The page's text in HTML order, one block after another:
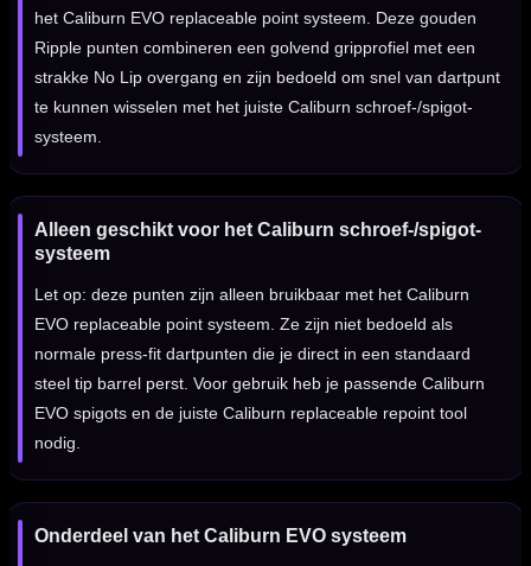
het Caliburn EVO replaceable point systeem. Deze gouden
Ripple punten combineren een golvend gripprofiel met een
strakke No Lip overgang en zijn bedoeld om snel van dartpunt
te kunnen wisselen met het juiste Caliburn schroef-/spigot-
systeem.
Alleen geschikt voor het Caliburn schroef-/spigot-
systeem
Let op: deze punten zijn alleen bruikbaar met het Caliburn
EVO replaceable point systeem. Ze zijn niet bedoeld als
normale press-fit dartpunten die je direct in een standaard
steel tip barrel perst. Voor gebruik heb je passende Caliburn
EVO spigots en de juiste Caliburn replaceable repoint tool
nodig.
Onderdeel van het Caliburn EVO systeem